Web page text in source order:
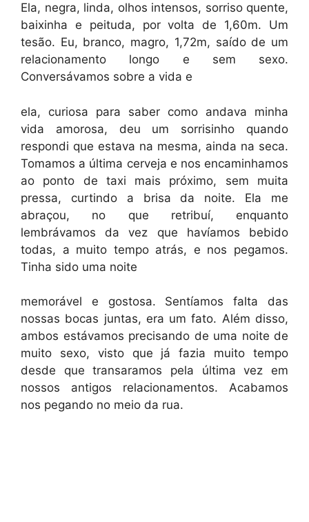
Ela, negra, linda, olhos intensos, sorriso quente,
baixinha e peituda, por volta de 1,60m. Um
tesão. Eu, branco, magro, 1,72m, saído de um
relacionamento longo e sem sexo.
Conversávamos sobre a vida e
ela, curiosa para saber como andava minha
vida amorosa, deu um sorrisinho quando
respondi que estava na mesma, ainda na seca.
Tomamos a última cerveja e nos encaminhamos
ao ponto de taxi mais próximo, sem muita
pressa, curtindo a brisa da noite. Ela me
abraçou, no que retribuí, enquanto
lembrávamos da vez que havíamos bebido
todas, a muito tempo atrás, e nos pegamos.
Tinha sido uma noite
memorável e gostosa. Sentíamos falta das
nossas bocas juntas, era um fato. Além disso,
ambos estávamos precisando de uma noite de
muito sexo, visto que já fazia muito tempo
desde que transaramos pela última vez em
nossos antigos relacionamentos. Acabamos
nos pegando no meio da rua.